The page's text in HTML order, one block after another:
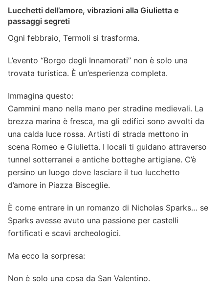
Lucchetti dell’amore, vibrazioni alla Giulietta e
passaggi segreti
Ogni febbraio, Termoli si trasforma.
L’evento “Borgo degli Innamorati” non è solo una
trovata turistica. È un’esperienza completa.
Immagina questo:
Cammini mano nella mano per stradine medievali. La
brezza marina è fresca, ma gli edifici sono avvolti da
una calda luce rossa. Artisti di strada mettono in
scena Romeo e Giulietta. I locali ti guidano attraverso
tunnel sotterranei e antiche botteghe artigiane. C’è
persino un luogo dove lasciare il tuo lucchetto
d’amore in Piazza Bisceglie.
È come entrare in un romanzo di Nicholas Sparks… se
Sparks avesse avuto una passione per castelli
fortificati e scavi archeologici.
Ma ecco la sorpresa:
Non è solo una cosa da San Valentino.